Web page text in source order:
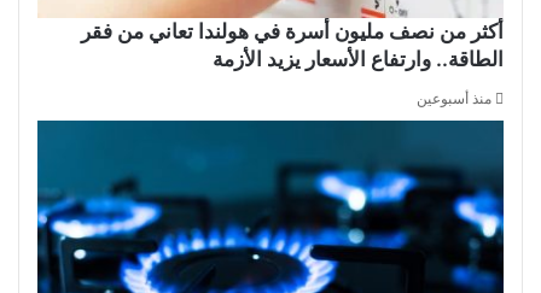
أكثر من نصف مليون أسرة في هولندا تعاني من فقر
الطاقة.. وارتفاع الأسعار يزيد الأزمة
منذ أسبوعين